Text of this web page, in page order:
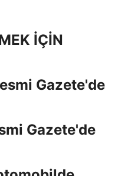
İÇİN
Gazete'de